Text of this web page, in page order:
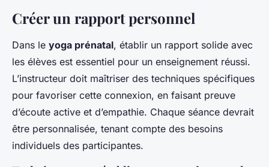
Créer un rapport personnel
Dans le yoga prénatal, établir un rapport solide avec
les élèves est essentiel pour un enseignement réussi.
L’instructeur doit maîtriser des techniques spécifiques
pour favoriser cette connexion, en faisant preuve
d’écoute active et d’empathie. Chaque séance devrait
être personnalisée, tenant compte des besoins
individuels des participantes.